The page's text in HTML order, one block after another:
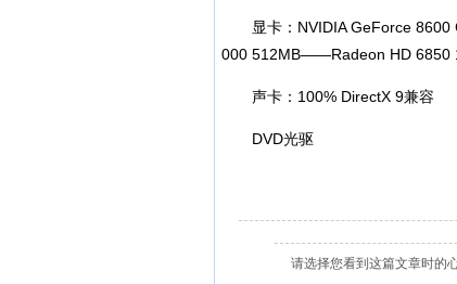
显卡：NVIDIA GeForce 8600
000 512MB——Radeon HD 6850
声卡：100% DirectX 9兼容
DVD光驱
请选择您看到这篇文章时的